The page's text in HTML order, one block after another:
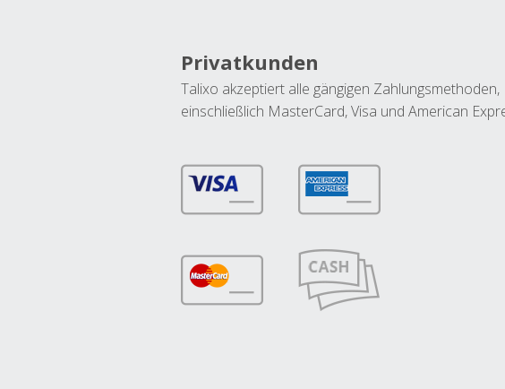
Privatkunden
Talixo akzeptiert alle gängigen Zahlungsmethoden,
einschließlich MasterCard, Visa und American